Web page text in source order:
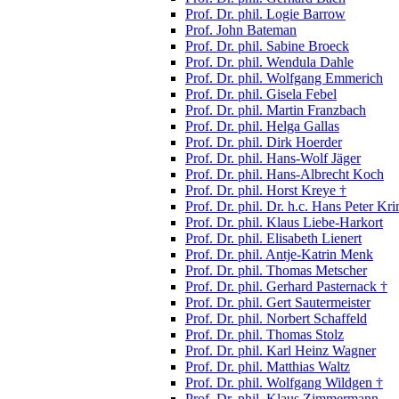
Prof. Dr. phil. Logie Barrow
Prof. John Bateman
Prof. Dr. phil. Sabine Broeck
Prof. Dr. phil. Wendula Dahle
Prof. Dr. phil. Wolfgang Emmerich
Prof. Dr. phil. Gisela Febel
Prof. Dr. phil. Martin Franzbach
Prof. Dr. phil. Helga Gallas
Prof. Dr. phil. Dirk Hoerder
Prof. Dr. phil. Hans-Wolf Jäger
Prof. Dr. phil. Hans-Albrecht Koch
Prof. Dr. phil. Horst Kreye †
Prof. Dr. phil. Dr. h.c. Hans Peter
Prof. Dr. phil. Klaus Liebe-Harkort
Prof. Dr. phil. Elisabeth Lienert
Prof. Dr. phil. Antje-Katrin Menk
Prof. Dr. phil. Thomas Metscher
Prof. Dr. phil. Gerhard Pasternack †
Prof. Dr. phil. Gert Sautermeister
Prof. Dr. phil. Norbert Schaffeld
Prof. Dr. phil. Thomas Stolz
Prof. Dr. phil. Karl Heinz Wagner
Prof. Dr. phil. Matthias Waltz
Prof. Dr. phil. Wolfgang Wildgen †